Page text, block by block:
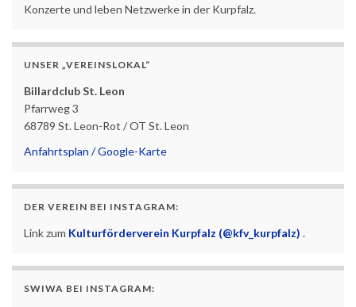
Konzerte und leben Netzwerke in der Kurpfalz.
UNSER „VEREINSLOKAL“
Billardclub St. Leon
Pfarrweg 3
68789 St. Leon-Rot / OT St. Leon
Anfahrtsplan / Google-Karte
DER VEREIN BEI INSTAGRAM:
Link zum Kulturförderverein Kurpfalz (@kfv_kurpfalz) .
SWIWA BEI INSTAGRAM: